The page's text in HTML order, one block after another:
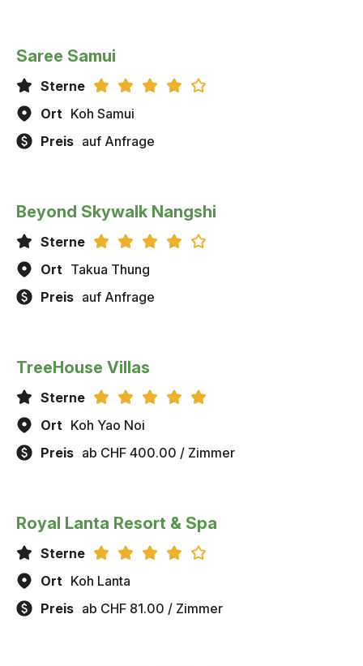
Saree Samui
Sterne
Ort Koh Samui
Preis auf Anfrage
Beyond Skywalk Nangshi
Sterne
Ort Takua Thung
Preis auf Anfrage
TreeHouse Villas
Sterne
Ort Koh Yao Noi
Preis ab CHF 400.00 / Zimmer
Royal Lanta Resort & Spa
Sterne
Ort Koh Lanta
Preis ab CHF 81.00 / Zimmer